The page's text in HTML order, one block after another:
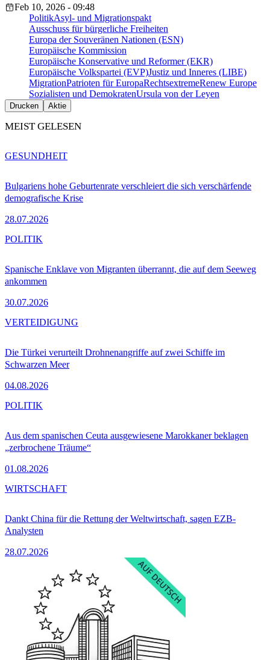
Feb 10, 2026 - 09:48
PolitikAsyl- und Migrationspakt
Ausschuss für bürgerliche Freiheiten
Europa der Souveränen Nationen (ESN)
Europäische Kommission
Europäische Konservative und Reformer (EKR)
Europäische Volkspartei (EVP)Justiz und Inneres (LIBE)
MigrationPatrioten für EuropaRechtsextremeRenew Europe
Sozialisten und DemokratenUrsula von der Leyen
Drucken Aktie
MEIST GELESEN
Bulgariens hohe Geburtenrate verschleiert die sich verschärfende
demografische Krise
28.07.2026
GESUNDHEIT
Spanische Enklave von Migranten überrannt, die auf dem Seeweg
ankommen
30.07.2026
POLITIK
Die Türkei verurteilt Drohnenangriffe auf zwei Schiffe im
Schwarzen Meer
04.08.2026
VERTEIDIGUNG
Aus dem spanischen Ceuta ausgewiesene Marokkaner beklagen
„zerbrochene Träume“
01.08.2026
POLITIK
Dankt China für die Rettung der Weltwirtschaft, sagen EZB-
Analysten
28.07.2026
WIRTSCHAFT